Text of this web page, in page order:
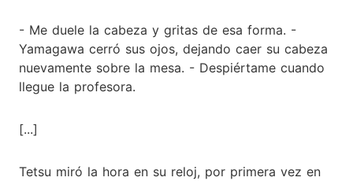
- Me duele la cabeza y gritas de esa forma. -
Yamagawa cerró sus ojos, dejando caer su cabeza
nuevamente sobre la mesa. - Despiértame cuando
llegue la profesora.
[...]
Tetsu miró la hora en su reloj, por primera vez en